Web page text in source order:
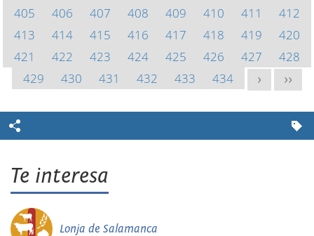
405
406 407 408 409 410 411
412
413
414 415 416 417 418 419
420
421
422 423 424 425 426 427
428
429
430 431 432 433 434 > >>
Te interesa
Lonja de Salamanca